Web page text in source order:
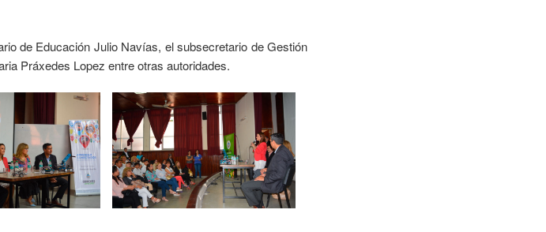
de Educación Julio Navías, el subsecretario de Gestión
Práxedes Lopez entre otras autoridades.